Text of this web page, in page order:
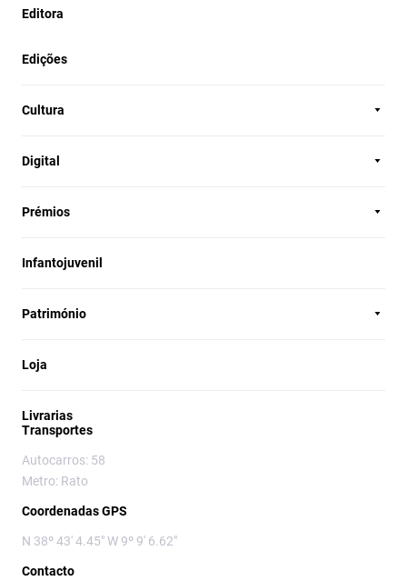
Editora
Edições
Cultura
Digital
Prémios
Infantojuvenil
Património
Loja
Livrarias
Transportes
Autocarros: 58
Metro: Rato
Coordenadas GPS
N 38º 43' 4.45" W 9º 9' 6.62"
Contacto